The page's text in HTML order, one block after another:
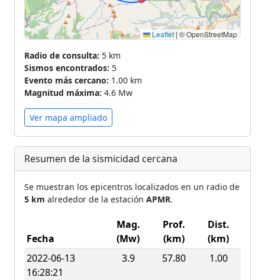
Leaflet |© OpenStreetMap
Radio de consulta: 5 km
Sismos encontrados: 5
Evento más cercano: 1.00 km
Magnitud máxima: 4.6 Mw
Ver mapa ampliado
Resumen de la sismicidad cercana
Se muestran los epicentros localizados en un radio de
5 km alrededor de la estación APMR.
Fecha
Mag.
(Mw)
Prof.
(km)
Dist.
(km)
2022-06-13
16:28:21
3.9 57.80 1.00